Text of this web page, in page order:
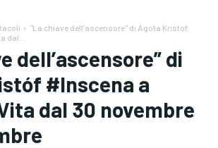
"La chiave dell’ascensore" di Ágota Kristóf
dal...
dell’ascensore” di
#Inscena a
dal 30 novembre